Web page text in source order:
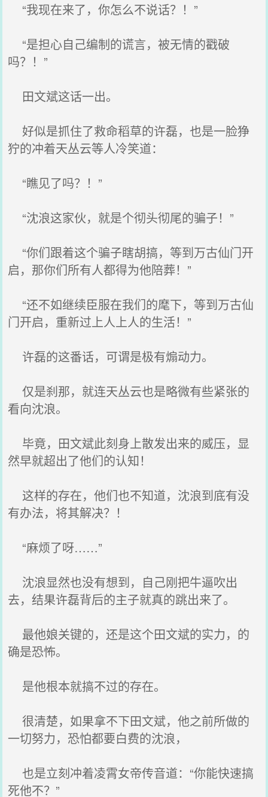
“我现在来了，你怎么不说话？！”
“是担心自己编制的谎言，被无情的戳破
吗？！”
田文斌这话一出。
好似是抓住了救命稻草的许磊，也是一脸狰
狞的冲着天丛云等人冷笑道：
“瞧见了吗？！”
“沈浪这家伙，就是个彻头彻尾的骗子！”
“你们跟着这个骗子瞎胡搞，等到万古仙门开
启，那你们所有人都得为他陪葬！”
“还不如继续臣服在我们的麾下，等到万古仙
门开启，重新过上人上人的生活！”
许磊的这番话，可谓是极有煽动力。
仅是刹那，就连天丛云也是略微有些紧张的
看向沈浪。
毕竟，田文斌此刻身上散发出来的威压，显
然早就超出了他们的认知！
这样的存在，他们也不知道，沈浪到底有没
有办法，将其解决？！
“麻烦了呀……”
沈浪显然也没有想到，自己刚把牛逼吹出
去，结果许磊背后的主子就真的跳出来了。
最他娘关键的，还是这个田文斌的实力，的
确是恐怖。
是他根本就搞不过的存在。
很清楚，如果拿不下田文斌，他之前所做的
一切努力，恐怕都要白费的沈浪，
也是立刻冲着凌霄女帝传音道：“你能快速搞
死他不？”